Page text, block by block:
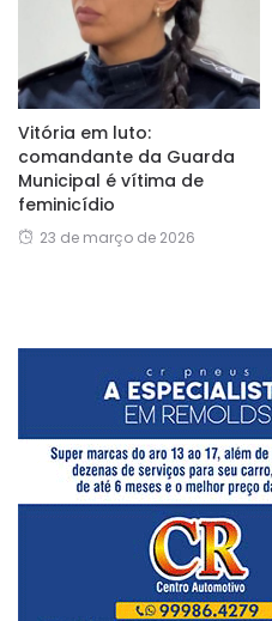
Vitória em luto:
comandante da Guarda
Municipal é vítima de
feminicídio
23 de março de 2026